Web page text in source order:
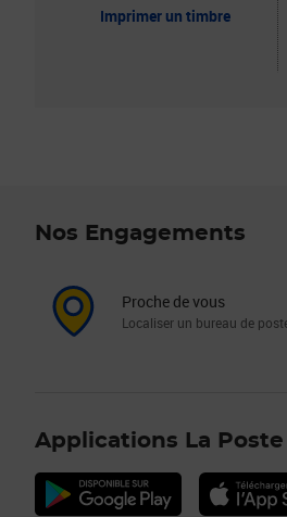
Imprimer un timbre
Nos Engagements
Proche de vous
Localiser un bureau de
Applications La Poste